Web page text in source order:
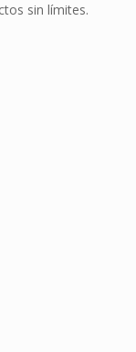
sin límites.